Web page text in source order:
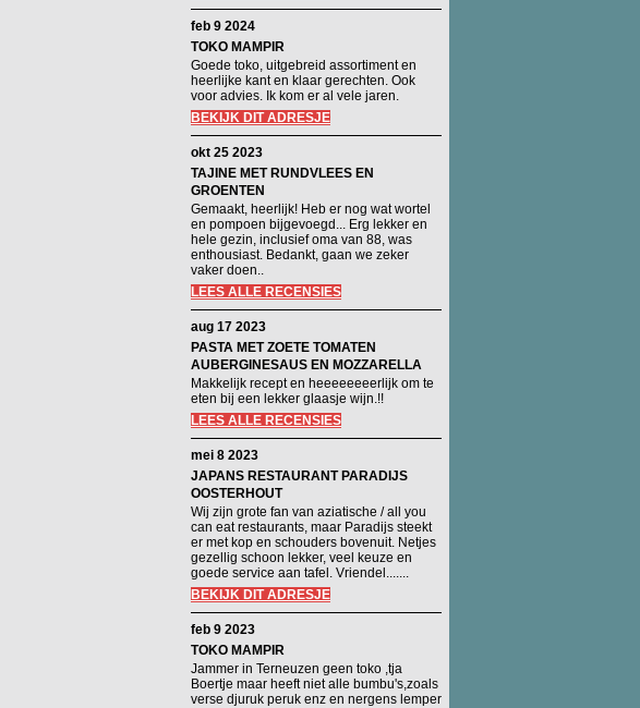
feb 9 2024
TOKO MAMPIR
Goede toko, uitgebreid assortiment en
heerlijke kant en klaar gerechten. Ook
voor advies. Ik kom er al vele jaren.
BEKIJK DIT ADRESJE
okt 25 2023
TAJINE MET RUNDVLEES EN
GROENTEN
Gemaakt, heerlijk! Heb er nog wat wortel
en pompoen bijgevoegd... Erg lekker en
hele gezin, inclusief oma van 88, was
enthousiast. Bedankt, gaan we zeker
vaker doen..
LEES ALLE RECENSIES
aug 17 2023
PASTA MET ZOETE TOMATEN
AUBERGINESAUS EN MOZZARELLA
Makkelijk recept en heeeeeeeerlijk om te
eten bij een lekker glaasje wijn.!!
LEES ALLE RECENSIES
mei 8 2023
JAPANS RESTAURANT PARADIJS
OOSTERHOUT
Wij zijn grote fan van aziatische / all you
can eat restaurants, maar Paradijs steekt
er met kop en schouders bovenuit. Netjes
gezellig schoon lekker, veel keuze en
goede service aan tafel. Vriendel.......
BEKIJK DIT ADRESJE
feb 9 2023
TOKO MAMPIR
Jammer in Terneuzen geen toko ,tja
Boertje maar heeft niet alle bumbu's,zoals
verse djuruk peruk enz en nergens lemper